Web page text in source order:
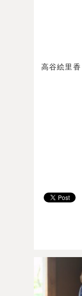
高谷絵里香